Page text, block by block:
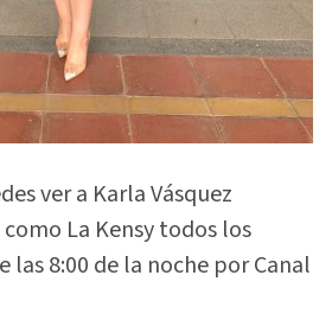
ver a Karla Vásquez
La Kensy todos los
las 8:00 de la noche por Canal